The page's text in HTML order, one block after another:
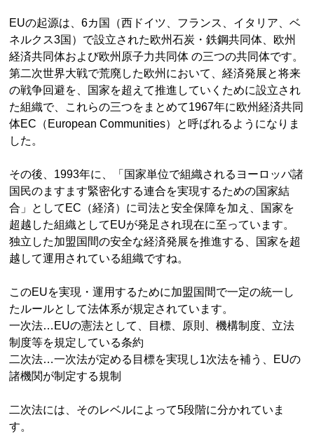
EUの起源は、6カ国（西ドイツ、フランス、イタリア、ベ
ネルクス3国）で設立された欧州石炭・鉄鋼共同体、欧州
経済共同体および欧州原子力共同体 の三つの共同体です。
第二次世界大戦で荒廃した欧州において、経済発展と将来
の戦争回避を、国家を超えて推進していくために設立され
た組織で、これらの三つをまとめて1967年に欧州経済共同
体EC（European Communities）と呼ばれるようになりま
した。
その後、1993年に、「国家単位で組織されるヨーロッパ諸
国民のますます緊密化する連合を実現するための国家結
合」としてEC（経済）に司法と安全保障を加え、国家を
超越した組織としてEUが発足され現在に至っています。
独立した加盟国間の安全な経済発展を推進する、国家を超
越して運用されている組織ですね。
このEUを実現・運用するために加盟国間で一定の統一し
たルールとして法体系が規定されています。
一次法…EUの憲法として、目標、原則、機構制度、立法
制度等を規定している条約
二次法…一次法が定める目標を実現し1次法を補う、EUの
諸機関が制定する規制
二次法には、そのレベルによって5段階に分かれていま
す。